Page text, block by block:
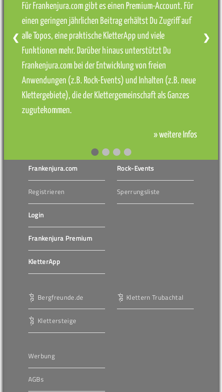
Für Frankenjura.com gibt es einen Premium-Account. Für
einen geringen jährlichen Beitrag erhältst Du Zugriff auf
alle Topos, eine praktische KletterApp und viele
Funktionen mehr. Darüber hinaus unterstützt Du
Frankenjura.com bei der Entwicklung von freien
Anwendungen (z.B. Rock-Events) und Inhalten (z.B. neue
Klettergebiete), die der Klettergemeinschaft als Ganzes
zugutekommen.
» weitere Infos
❮ ❯
Frankenjura.com
Registrieren
Login
Frankenjura Premium
KletterApp
Rock-Events
Sperrungsliste
Bergfreunde.de
Klettersteige
Klettern Trubachtal
Werbung
AGBs